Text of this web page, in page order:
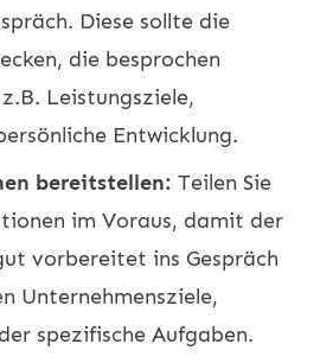
Diese sollte die
die besprochen
Leistungsziele,
Entwicklung.
bereitstellen: Teilen Sie
im Voraus, damit der
vorbereitet ins Gespräch
Unternehmensziele,
spezifische Aufgaben.